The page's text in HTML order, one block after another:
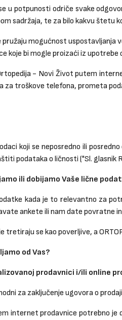
u potpunosti odriče svake
sadržaja, te za bilo kakvu štetu
mogućnost uspostavljanja
koje bi mogle proizaći iz
- Novi Život putem
za troškove telefona, prometa
koji se neposredno ili
podataka o ličnosti ("Sl. glasnik
ili dobijamo Vaše lične
kada je to relevantno za
ankete ili nam date povratne
tretiraju se kao poverljive, a
od Vas?
prodavnici i/ili online
za zaključenje ugovora o
internet prodavnice potrebno je